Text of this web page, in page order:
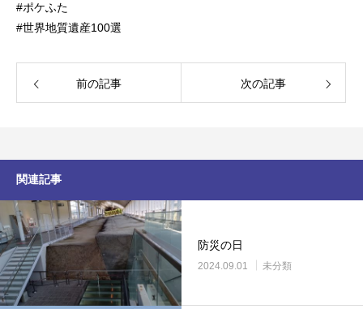
#ポケふた
#世界地質遺産100選
前の記事 次の記事
関連記事
防災の日
2024.09.01 未分類